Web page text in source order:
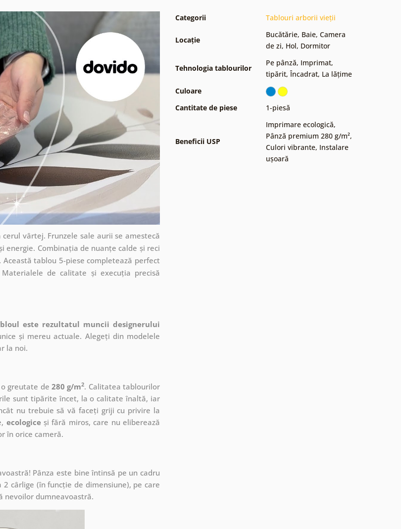
vârtej. Frunzele sale aurii se amestecă
energie. Combinația de nuanțe calde și reci
tablou 5-piese completează perfect
de calitate și execuția precisă
este rezultatul muncii designerului
și mereu actuale. Alegeți din modelele
la noi.
greutate de 280 g/m2. Calitatea tablourilor
sunt tipărite încet, la o calitate înaltă, iar
nu trebuie să vă faceți griji cu privire la
ecologiceși fără miros, care nu eliberează
în orice cameră.
Pânza este bine întinsă pe un cadru
cârlige (în funcție de dimensiune), pe care
nevoilor dumneavoastră.
Categorii Tablouri arborii vieții
Locație
Bucătărie, Baie, Camera
de zi, Hol, Dormitor
Tehnologia tablourilor
Pe pânză, Imprimat,
tipărit,Încadrat, La lățime
Culoare
Cantitate de piese
1-piesă
Beneficii USP
Imprimare ecologică,
Pânză premium 280 g/m²,
Culori vibrante, Instalare
ușoară